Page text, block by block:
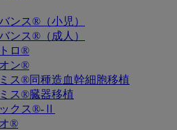
ンス®（小児）
ンス®（成人）
ロ®
ン®
ス®同種造血幹細胞移植
ス®臓器移植
クス®-Ⅱ
®